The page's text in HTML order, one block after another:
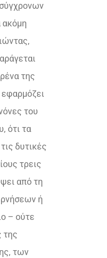
ακόμη
της
εφαρμόζει
του
ότι τα
δυτικές
τρεις
από τη
ή
– ούτε
της
των